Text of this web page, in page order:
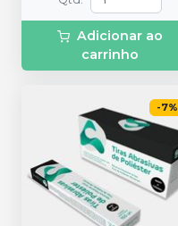
Adicionar ao
carrinho
-7%